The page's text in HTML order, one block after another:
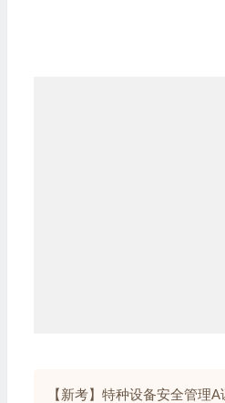
【新考】特种设备安全管理